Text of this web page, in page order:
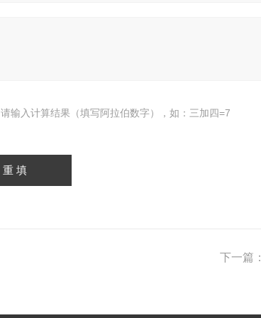
请输入计算结果（填写阿拉伯数字），如：三加四=7
下一篇：